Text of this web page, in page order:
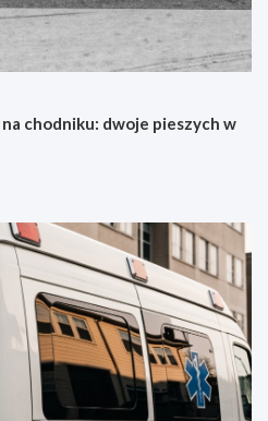
chodniku: dwoje pieszych w